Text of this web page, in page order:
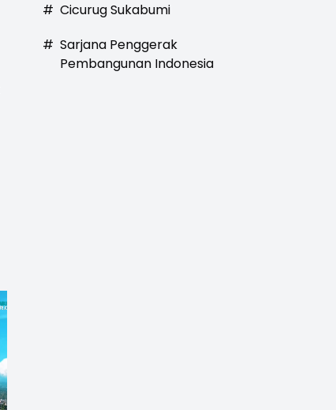
# Cicurug Sukabumi
# Sarjana Penggerak
Pembangunan Indonesia